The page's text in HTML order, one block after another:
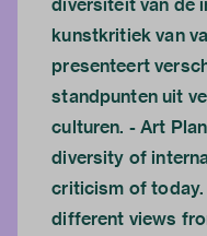
diversiteit van de
kunstkritiek van
presenteert
standpunten uit
culturen. - Art
diversity of
criticism of
different views